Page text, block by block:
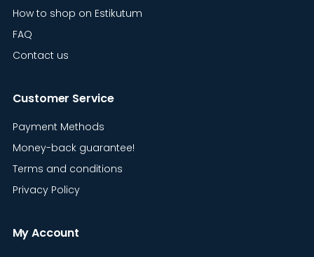
How to shop on Estikutum
FAQ
Contact us
Customer Service
Payment Methods
Money-back guarantee!
Terms and conditions
Privacy Policy
My Account